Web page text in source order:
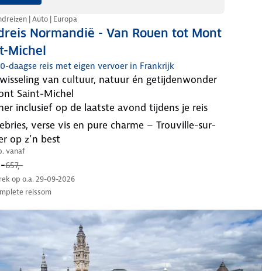
Normandië - Van Rouen tot Mont
Michel
| Auto | Europa
daagse reis met eigen vervoer in Frankrijk
Saint-Michel
inclusief op de laatste avond tijdens je reis
op z’n best
vanaf
657,-
op o.a. 29-09-2026
reissom